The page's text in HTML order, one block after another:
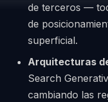
de terceros —
de
superficial.
Arquitecturas
Search
cambiando las